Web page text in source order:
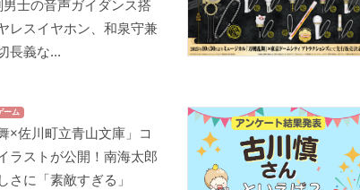
男士の音声ガイダンス搭
レスイヤホン、和泉守兼
長義な...
ーム
×佐川町立青山文庫」コ
ラストが公開！南海太郎
さに「素敵すぎる」